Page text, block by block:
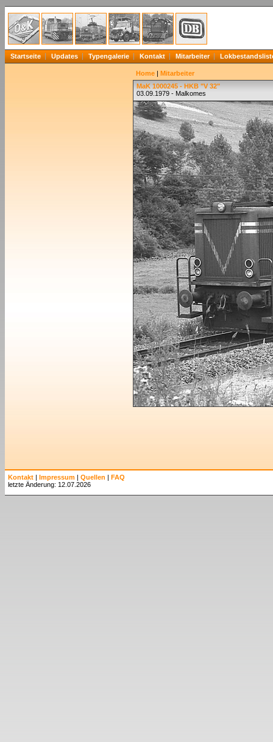
Startseite Updates Typengalerie Kontakt Mitarbeiter
Home | Mitarbeiter
MaK 1000245 - HKB "V 32"
03.09.1979 - Malkomes
Kontakt | Impressum | Quellen | FAQ
letzte Änderung: 12.07.2026